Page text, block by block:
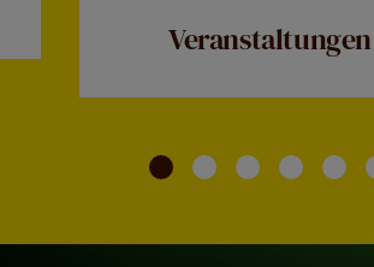
Veranstaltungen